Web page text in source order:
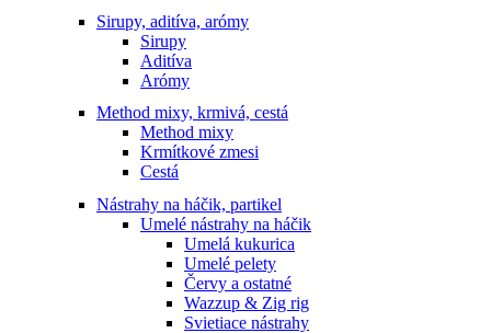
Sirupy, aditíva, arómy
Sirupy
Aditíva
Arómy
Method mixy, krmivá, cestá
Method mixy
Krmítkové zmesi
Cestá
Nástrahy na háčik, partikel
Umelé nástrahy na háčik
Umelá kukurica
Umelé pelety
Červy a ostatné
Wazzup & Zig rig
Svietiace nástrahy